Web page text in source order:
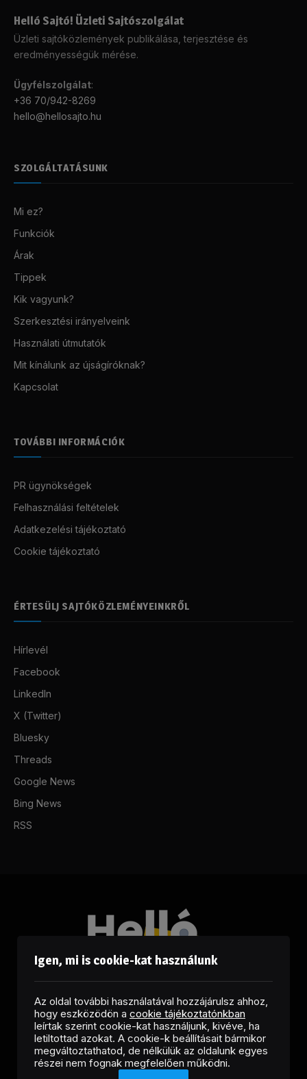
Helló Sajtó! Üzleti Sajtószolgálat
Üzleti sajtóközlemények publikálása, terjesztése és
eredményességük mérése.
Ügyfélszolgálat:
+36 70/942-8269
hello@hellosajto.hu
SZOLGÁLTATÁSUNK
Mi ez?
Funkciók
Árak
Tippek
Kik vagyunk?
Szerkesztési irányelveink
Használati útmutatók
Mit kínálunk az újságíróknak?
Kapcsolat
TOVÁBBI INFORMÁCIÓK
PR ügynökségek
Felhasználási feltételek
Adatkezelési tájékoztató
Cookie tájékoztató
ÉRTESÜLJ SAJTÓKÖZLEMÉNYEINKRŐL
Hírlevél
Facebook
LinkedIn
X (Twitter)
Bluesky
Threads
Google News
Bing News
RSS
FacebookLinkedInX
(Twitter)
RSS
Igen, mi is cookie-kat használunk
Az oldal további használatával hozzájárulsz ahhoz,
hogy eszközödön a cookie tájékoztatónkban
leírtak szerint cookie-kat használjunk, kivéve, ha
letiltottad azokat. A cookie-k beállításait bármikor
megváltoztathatod, de nélkülük az oldalunk egyes
részei nem fognak megfelelően működni.